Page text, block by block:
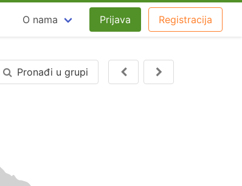
O nama Prijava Registracija
Pronađi u grupi